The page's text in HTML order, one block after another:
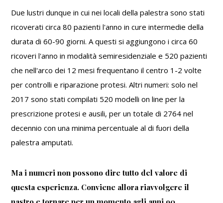
Due lustri dunque in cui nei locali della palestra sono stati
ricoverati circa 80 pazienti l'anno in cure intermedie della
durata di 60-90 giorni. A questi si aggiungono i circa 60
ricoveri l'anno in modalità semiresidenziale e 520 pazienti
che nell'arco dei 12 mesi frequentano il centro 1-2 volte
per controlli e riparazione protesi. Altri numeri: solo nel
2017 sono stati compilati 520 modelli on line per la
prescrizione protesi e ausili, per un totale di 2764 nel
decennio con una minima percentuale al di fuori della
palestra amputati.
Ma i numeri non possono dire tutto del valore di
questa esperienza. Conviene allora riavvolgere il